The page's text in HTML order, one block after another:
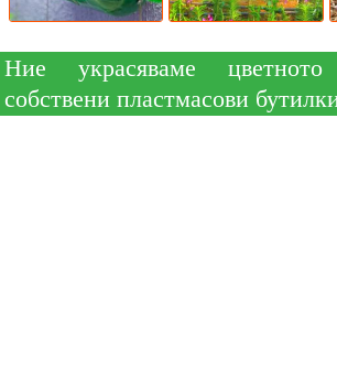
Ние украсяваме
собствени пластмасови